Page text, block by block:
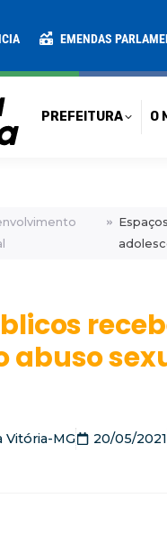
EMENDAS
PREFEITURA O
abuso
Vitória-MG 20/05/2021